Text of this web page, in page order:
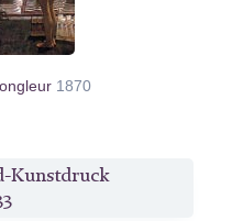
1870
Kunstdruck